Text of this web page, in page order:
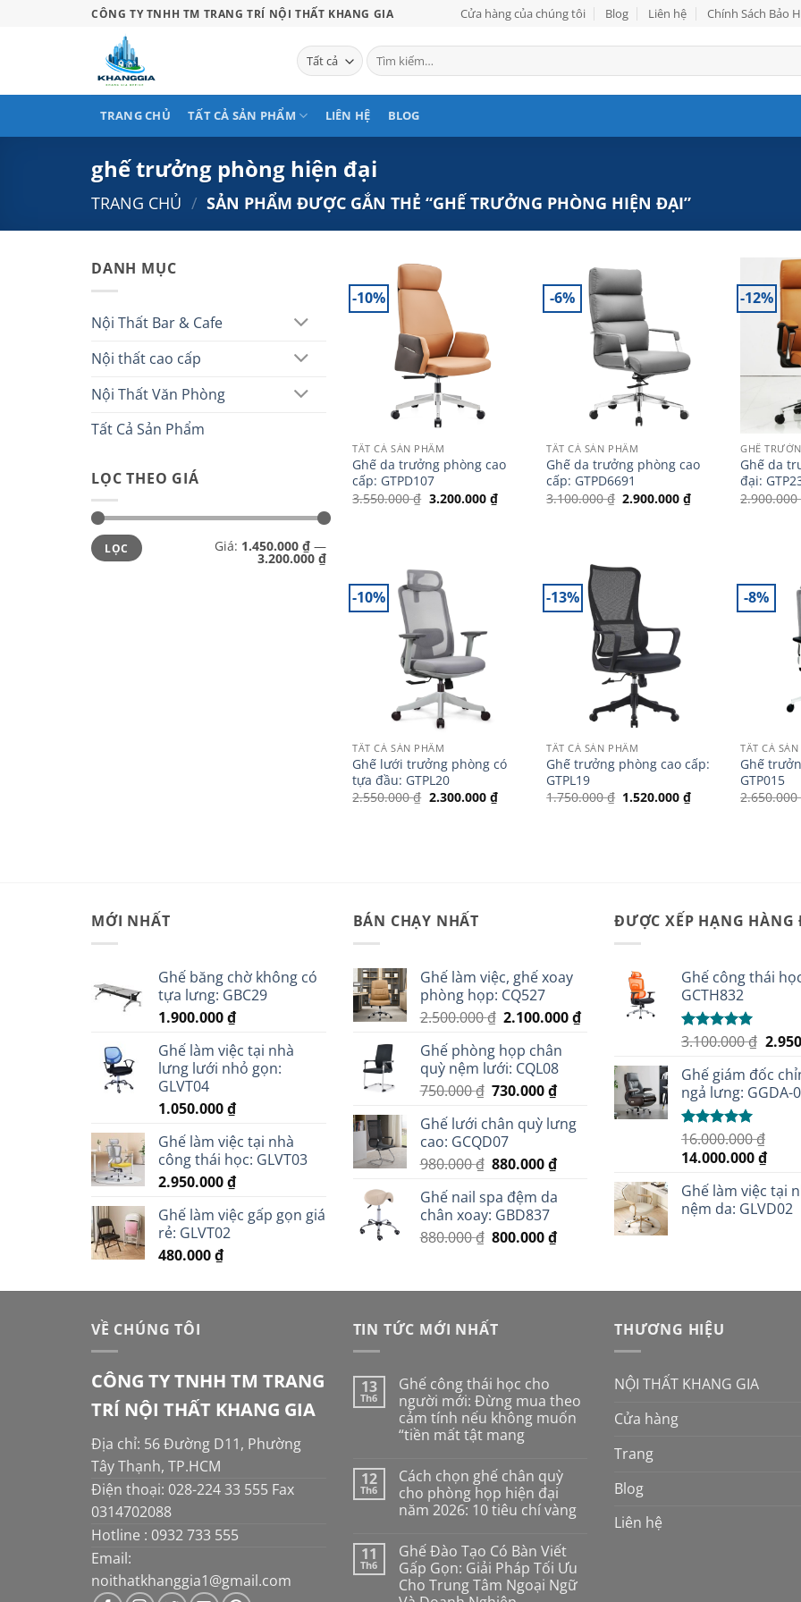
CÔNG TY TNHH TM TRANG TRÍ NỘI THẤT KHANG GIA Cửa hàng của chúng tôi Blog Liên hệ Chính Sách Bảo
Tìm
kiếm:
TRANG CHỦ TẤT CẢ SẢN PHẨM LIÊN HỆ BLOG
ghế trưởng phòng hiện đại
TRANG CHỦ / SẢN PHẨM ĐƯỢC GẮN THẺ “GHẾ TRƯỞNG PHÒNG HIỆN ĐẠI”
DANH MỤC
Nội Thất Bar & Cafe
Nội thất cao cấp
Nội Thất Văn Phòng
Tất Cả Sản Phẩm
LỌC THEO GIÁ
Giá
tối
thiểu
Giá
tối
đa
LỌC Giá: 1.450.000 ₫—
3.200.000 ₫
-10%
TẤT CẢ SẢN PHẨM
Ghế da trưởng phòng cao
cấp: GTPD107
3.550.000₫ Giá
3.200.000 ₫Giá
hiện
-6%
TẤT CẢ SẢN PHẨM
Ghế da trưởng phòng cao
cấp: GTPD6691
3.100.000₫ Giá
2.900.000₫Giá
-12%
GHẾ
Ghế da
đại:
2.900.000
-10%
TẤT CẢ SẢN PHẨM
Ghế lưới trưởng phòng có
tựa đầu: GTPL20
2.550.000₫ Giá
2.300.000 ₫Giá
hiện
-13%
TẤT CẢ SẢN PHẨM
Ghế trưởng phòng cao cấp:
GTPL19
1.750.000₫ Giá
1.520.000₫Giá
-8%
TẤT CẢ
Ghế
GTP015
2.650.000
MỚI NHẤT
Ghế băng chờ không có
tựa lưng: GBC29
1.900.000₫
Ghế làm việc tại nhà
lưng lưới nhỏ gọn:
GLVT04
1.050.000₫
Ghế làm việc tại nhà
công thái học: GLVT03
2.950.000₫
Ghế làm việc gấp gọn giá
rẻ: GLVT02
480.000₫
BÁN CHẠY NHẤT
Ghế làm việc, ghế xoay
phòng họp: CQ527
2.500.000₫ Giá
là:
2.500.000 ₫.
2.100.000₫Giá
2.100.000 ₫.
Ghế phòng họp chân
quỳ nệm lưới: CQL08
750.000₫ Giá
là:
750.000 ₫.
730.000₫Giá
tại
730.000 ₫.
Ghế lưới chân quỳ lưng
cao: GCQD07
980.000₫ Giá
là:
980.000 ₫.
880.000₫Giá
tại
880.000 ₫.
Ghế nail spa đệm da
chân xoay: GBD837
880.000₫ Giá
880.000 ₫.
800.000₫Giá
là:
ĐƯỢC XẾP HẠNG HÀNG
Ghế công thái
GCTH832
Được xếp
5 sao
3.100.000₫ Giá
là:
Ghế giám đốc
ngả lưng: GGDA-
Được xếp
hạng5.00
5 sao
16.000.000₫
Giá
là:
16.000.000 ₫.
14.000.000₫Giá
tại
là:
Ghế làm việc tại
nệm da: GLVD02
VỀ CHÚNG TÔI
CÔNG TY TNHH TM TRANG
TRÍ NỘI THẤT KHANG GIA
Địa chỉ: 56 Đường D11, Phường
Tây Thạnh, TP.HCM
Điện thoại: 028-224 33 555 Fax
0314702088
Hotline : 0932 733 555
Email:
noithatkhanggia1@gmail.com
TIN TỨC MỚI NHẤT
13
Th6
Ghế công thái học cho
người mới: Đừng mua theo
cảm tính nếu không muốn
“tiền mất tật mang
bình
luận
ở
Ghế
học
cho
người
mới:
Đừng
12
Th6
Cách chọn ghế chân quỳ
cho phòng họp hiện đại
năm 2026: 10 tiêu chí vàng
bình
luận
ở
Cách
chọn
11
Th6
Ghế Đào Tạo Có Bàn Viết
Gấp Gọn: Giải Pháp Tối Ưu
Cho Trung Tâm Ngoại Ngữ
THƯƠNG HIỆU
NỘI THẤT KHANG GIA
Cửa hàng
Trang
Blog
Liên hệ